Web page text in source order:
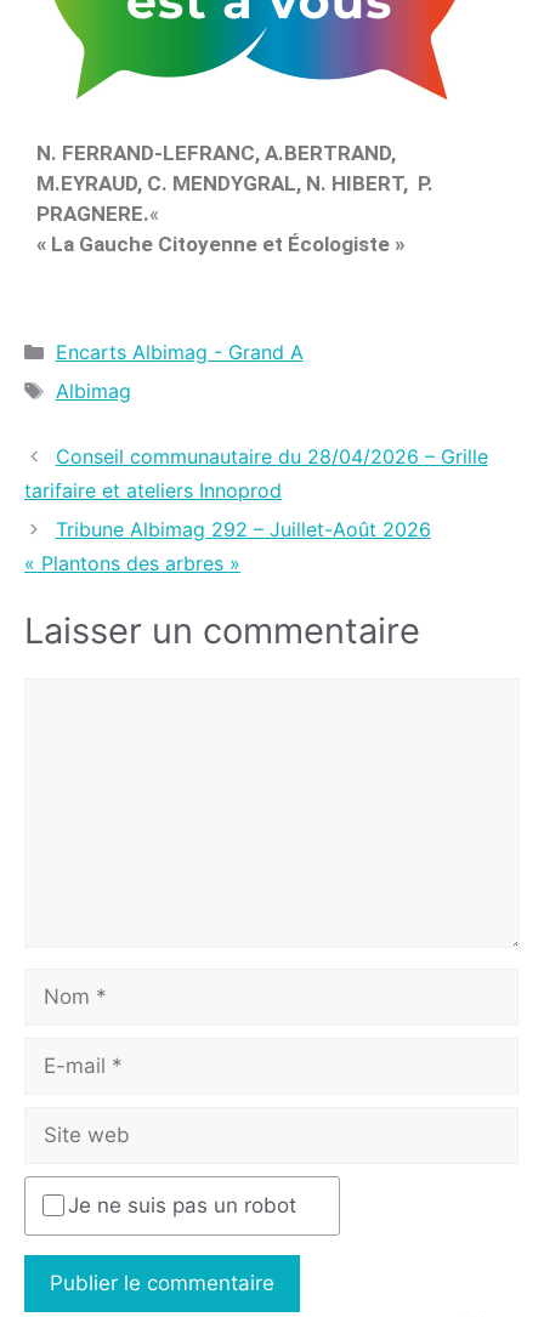
N. FERRAND-LEFRANC, A.BERTRAND,
M.EYRAUD, C. MENDYGRAL, N. HIBERT, P.
PRAGNERE.«
« La Gauche Citoyenne et Écologiste »
Encarts Albimag - Grand A
Albimag
Conseil communautaire du 28/04/2026 – Grille
tarifaire et ateliers Innoprod
Tribune Albimag 292 – Juillet-Août 2026
« Plantons des arbres »
Laisser un commentaire
Je ne suis pas un robot